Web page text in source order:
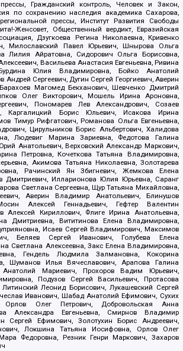
Гражданский контроль, Человек и Закон,
по сохранению наследия академика Сахарова,
прессы, Институт Развития Свободы
Женсовет, Общественный вердикт, Евразийская
Дзугкоева Регина Николаевна, Кривенко
Милославский Павел Юрьевич, Шнырова Ольга
Лилия Айратовна, Сидорович Ольга Борисовна,
Васильева Анастасия Евгеньевна, Ривина
Юлия Владимировна, Бойко Анатолий
Андрей Сергеевич, Дугин Сергей Георгиевич, Аверин
Магомед Бекханович, Шевченко Дмитрий
Олег Викторович, Мошель Ирина Ароновна,
Пономарев Лев Александрович, Созаев
Каргалицкий Борис Юльевич, Исакова Ирина
Тимур Рифгатович, Романова Ольга Евгеньевна,
Цирульников Борис Альбертович, Халидова
Людевиг Марина Зариевна, Федотова Галина
Анатольевич, Верховский Александр Маркович,
Петровна, Кочеткова Татьяна Владимировна,
Акимова Татьяна Николаевна, Золотарева
Рачинский Ян Збигневич, Жемкова Елена
Дмитриевич, Илларионова Юлия Юрьевна, Саранг
Светлана Сергеевна, Щур Татьяна Михайловна,
Аверин Владимир Анатольевич, Блинушов
Алексей Геннадьевич, Гефтер Валентин
Алексей Кириллович, Флиге Ирина Анатольевна,
Дмитриевна, Вититинова Елена Владимировна,
Исаев Сергей Владимирович, Максимов
Беляев Сергей Иванович, Голубева Елена
Светлана Алексеевна, Закс Елена Владимировна,
Гендель Людмила Залмановна, Кокорина
Шуманов Илья Вячеславович, Арапова Галина
Анатолий Мариевич, Прохоров Вадим Юрьевич,
Подузов Сергей Васильевич, Протасова
Леонид Борисович, Лукашевский Сергей
Иванович, Шабад Анатолий Ефимович, Сухих
Орлов Олег Петрович, Добровольская Анна
Александра Евгеньевна, Смирнов Владимир
Сергей Ефимович, Золотухин Борис Андреевич,
Локшина Татьяна Иосифовна, Орлов Олег
Федоровна, Резник Генри Маркович, Захаров